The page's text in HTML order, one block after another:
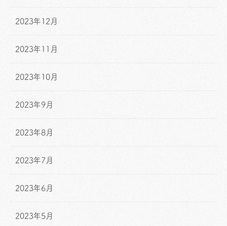
2023年12月
2023年11月
2023年10月
2023年9月
2023年8月
2023年7月
2023年6月
2023年5月